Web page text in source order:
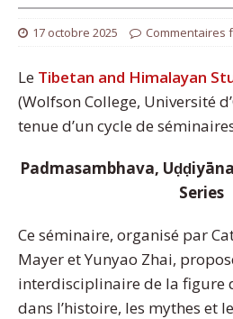
17 octobre 2025 Commentaires
Le Tibetan and Himalayan
(Wolfson College, Université
tenue d’un cycle de
Padmasambhava,
Series
Ce séminaire, organisé par
Mayer et Yunyao Zhai,
interdisciplinaire de la figure
dans l’histoire, les mythes et